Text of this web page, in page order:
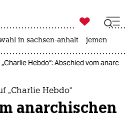
ich
ich

taz zahl ich
in sachsen-anhalt jemen
Hebdo“: Abschied vom
„Charlie Hebdo“
anarchischen